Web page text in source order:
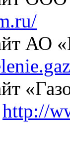
АО
http://